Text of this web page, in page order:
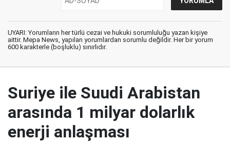
UYARI: Yorumların her türlü cezai ve hukuki sorumluluğu yazan kişiye
aittir. Mepa News, yapılan yorumlardan sorumlu değildir. Her bir yorum
600 karakterle (boşluklu) sınırlıdır.
Suriye ile Suudi Arabistan
arasında 1 milyar dolarlık
enerji anlaşması